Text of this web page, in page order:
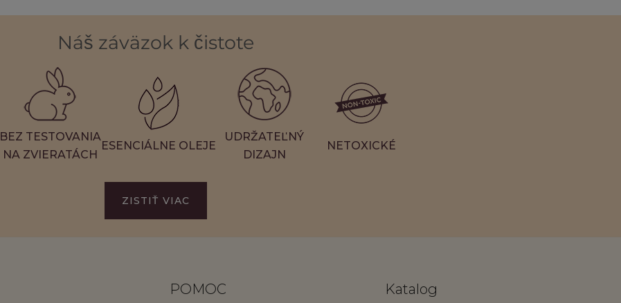
Náš záväzok k čistote
BEZ TESTOVANIA
NA ZVIERATÁCH
ESENCIÁLNE OLEJE
UDRŽATEĽNÝ
DIZAJN
NETOXICKÉ
ZISTIŤ VIAC
POMOC Katalog